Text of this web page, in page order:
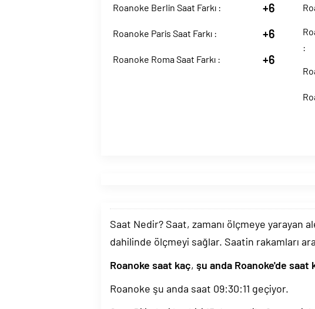
Roanoke Berlin Saat Farkı : +6
Roanoke Paris Saat Farkı : +6
Roanoke Roma Saat Farkı : +6
:
Saat Nedir? Saat, zamanı ölçmeye yarayan
dahilinde ölçmeyi sağlar. Saatin rakamları
Roanoke saat kaç, şu anda Roanoke'de saat
Roanoke şu anda saat 09:30:12 geçiyor.